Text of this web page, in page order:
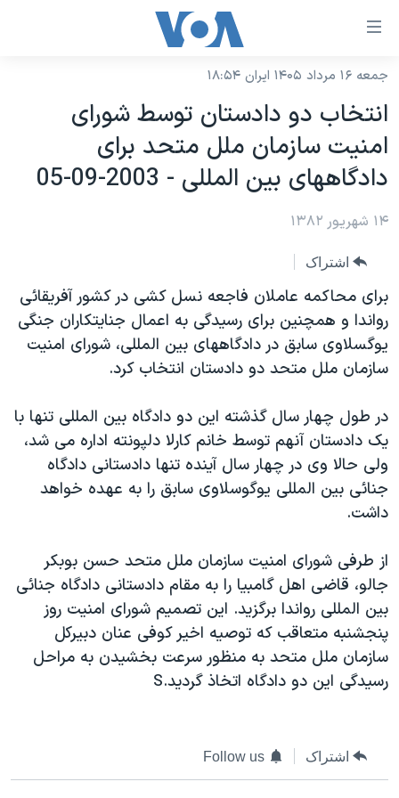
لینکهای
دسترسی
جهش
به
محتوای
اصلی
به
صفحه
جهش
به
جستجو
نسخه سبک وب‌سایت
موضوع ها
آمریکا
جهان
ورزشی
گزیده‌ها
ویژه برنامه‌ها
فرهنگ و زندگی
حقوق شهروندی
اقتصادی
علم و فناوری
گالری عکس
آرشیو پخش زنده
برنامه های تلویزیونی
جدول برنامه ها
صفحه‌های ویژه
جام جهانی ۲۰۲۶
عملیات خشم حماسی
۲۵۰سالگی آمریکا
مستندها
انتخابات ریاست جمهوری آمریکا ۲۰۲۴
حمله جمهوری اسلامی به اسرائیل
رمز مهسا
اعتراضات زن، زندگی، آزادی
مجموعه مستندهای دادخواهی
تریبونال مردمی آبان ۹۸
دادگاه حمید نوری
اعتراضات مردمی آبان ۹۸
فرکانس‌های صدای آمریکا
پخش رادیویی
یادگیری زبان انگلیسی
دنبال کنید
جمعه ۱۶ مرداد ۱۴۰۵ ایران ۱۸:۵۴
انتخاب دو دادستان توسط شورای
امنيت سازمان ملل متحد برای
دادگاههای بين المللی - 2003-09-05
۱۴ شهریور ۱۳۸۲
اشتراک
برای محاکمه عاملان فاجعه نسل کشی در کشور آفريقائی
رواندا و همچنين برای رسيدگی به اعمال جنايتکاران جنگی
يوگسلاوی سابق در دادگاههای بين المللی، شورای امنيت
سازمان ملل متحد دو دادستان انتخاب کرد.
در طول چهار سال گذشته اين دو دادگاه بين المللی تنها با
يک دادستان آنهم توسط خانم کارلا دلپونته اداره می شد،
ولی حالا وی در چهار سال آينده تنها دادستانی دادگاه
جنائی بين المللی يوگوسلاوی سابق را به عهده خواهد
داشت.
از طرفی شورای امنيت سازمان ملل متحد حسن بوبکر
جالو، قاضی اهل گامبيا را به مقام دادستانی دادگاه جنائی
بين المللی رواندا برگزيد. اين تصميم شورای امنيت روز
پنجشنبه متعاقب که توصيه اخير کوفی عنان دبيرکل
سازمان ملل متحد به منظور سرعت بخشيدن به مراحل
رسيدگی اين دو دادگاه اتخاذ گرديد.S
اشتراک Follow us